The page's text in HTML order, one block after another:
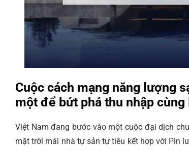
Cuộc cách mạng năng lượng
một để bứt phá thu nhập cùng
Việt Nam đang bước vào một cuộc đại dịch
mặt trời mái nhà tự sản tự tiêu kết hợp với Pin